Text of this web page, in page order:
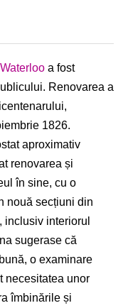
a fost
Renovarea a
1826.
aproximativ
renovarea și
în sine, cu o
nouă secțiuni din
inclusiv interiorul
sugerase că
o examinare
necesitatea unor
îmbinările și